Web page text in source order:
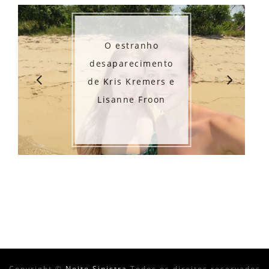
O estranho
desaparecimento
de Kris Kremers e
Lisanne Froon